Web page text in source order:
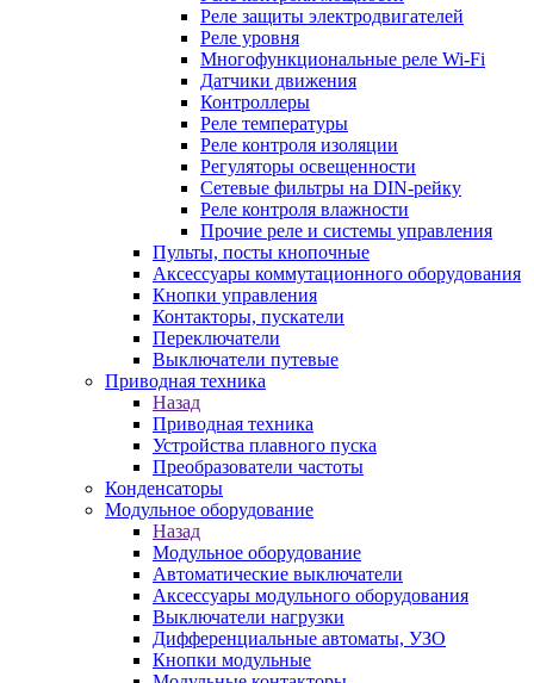
Реле защиты электродвигателей
Реле уровня
Многофункциональные реле Wi-Fi
Датчики движения
Контроллеры
Реле температуры
Реле контроля изоляции
Регуляторы освещенности
Сетевые фильтры на DIN-рейку
Реле контроля влажности
Прочие реле и системы управления
Пульты, посты кнопочные
Аксессуары коммутационного оборудования
Кнопки управления
Контакторы, пускатели
Переключатели
Выключатели путевые
Приводная техника
Назад
Приводная техника
Устройства плавного пуска
Преобразователи частоты
Конденсаторы
Модульное оборудование
Назад
Модульное оборудование
Автоматические выключатели
Аксессуары модульного оборудования
Выключатели нагрузки
Дифференциальные автоматы, УЗО
Кнопки модульные